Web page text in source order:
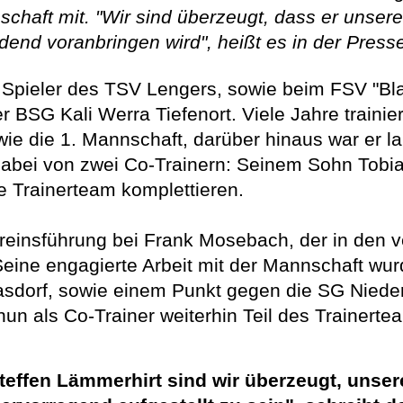
mit. "Wir sind überzeugt, dass er
voranbringen wird", heißt es in der
des TSV Lengers, sowie beim FSV
BSG Kali Werra Tiefenort. Viele Jahre
die 1. Mannschaft, darüber hinaus war er
von zwei Co-Trainern: Seinem Sohn
Trainerteam komplettieren.
bei Frank Mosebach, der in den
engagierte Arbeit mit der Mannschaft
sowie einem Punkt gegen die SG
als Co-Trainer weiterhin Teil des
Lämmerhirt sind wir überzeugt,